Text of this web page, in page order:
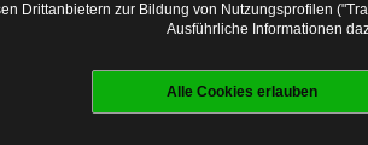
Drittanbietern zur Bildung von Nutzungsprofilen
Ausführliche Informationen
Alle Cookies erlauben